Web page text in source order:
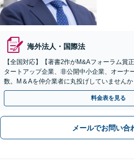
海外法人・国際法
【全国対応】【著書2作がM&Aフォーラム賞
タートアップ企業、非公開中小企業、オーナ
数。M＆Aを仲介業者に丸投げしていません
や契約書作成・交渉はお任せください【初回
料金表を見る
メールでお問い合